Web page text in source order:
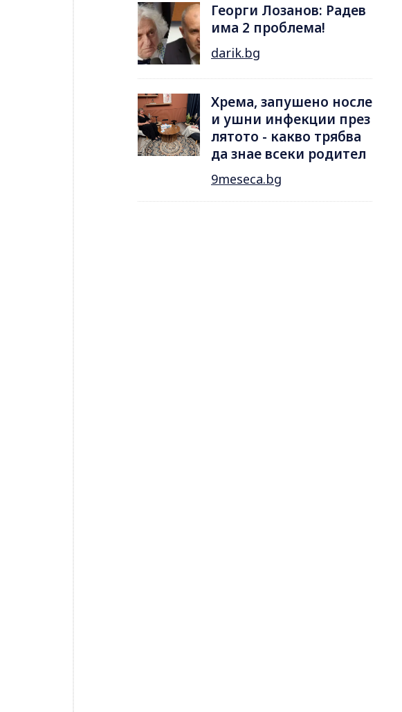
Георги Лозанов: Радев
има 2 проблема!
darik.bg
Хрема, запушено носле
и ушни инфекции през
лятотo - какво трябва
да знае всеки родител
9meseca.bg